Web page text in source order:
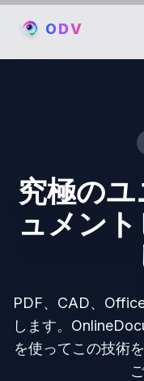
ODV
究極の
ュメン
PDF、CAD、
します。
を使ってこの技術